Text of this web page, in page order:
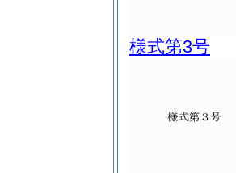
様式第3号